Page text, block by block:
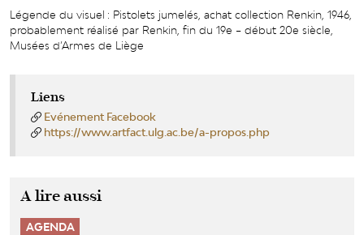
Légende du visuel : Pistolets jumelés, achat collection Renkin, 1946,
probablement réalisé par Renkin, fin du 19e – début 20e siècle,
Musées d’Armes de Liège
Liens
Evénement Facebook
https://www.artfact.ulg.ac.be/a-propos.php
A lire aussi
AGENDA